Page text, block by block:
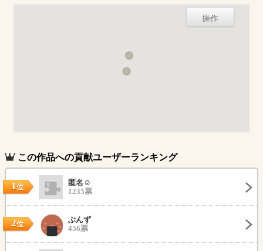
操作
この作品への貢献ユーザーランキング
1位
匿名☺️
1235票
2位
ぶんず
456票